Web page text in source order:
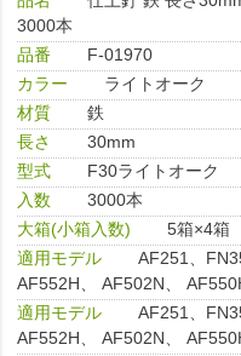
3000本
品番
F-01970
カラー
ライトオーク
材質
鉄
長さ
30mm
型式
F30ライトオーク
入数
3000本
大箱(小箱入数)
5箱×4箱
適用モデル
AF251、
AF552H、 AF502N、
適用モデル
AF251、
AF552H、 AF502N、